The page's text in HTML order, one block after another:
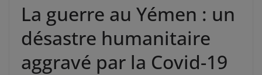
La guerre au Yémen : un
désastre humanitaire
aggravé par la Covid-19